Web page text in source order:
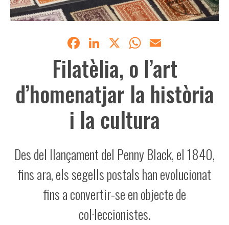
Facebook
LinkedIn
X WhatsApp
Filatèlia, o l’art
d’homenatjar la història
i la cultura
Des del llançament del Penny Black, el 1840,
fins ara, els segells postals han evolucionat
fins a convertir-se en objecte de
col·leccionistes.